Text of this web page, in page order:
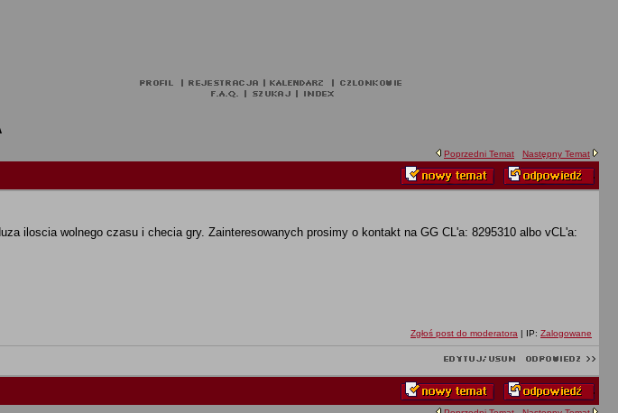
Poprzedni Temat Następny Temat
iloscia wolnego czasu i checia gry. Zainteresowanych prosimy o kontakt na GG CL'a: 8295310 albo vCL'a:
Zgłoś post do moderatora | IP: Zalogowane